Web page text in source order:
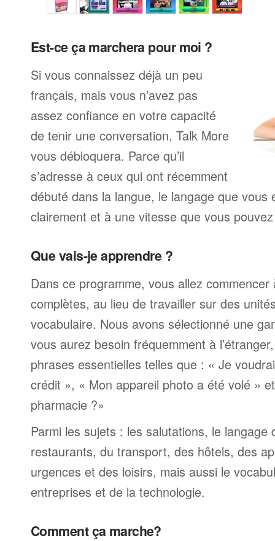
Est-ce ça marchera pour moi ?
Si vous connaissez déjà un peu
français, mais vous n’avez pas
assez confiance en votre capacité
de tenir une conversation, Talk More
vous débloquera. Parce qu’il
s’adresse à ceux qui ont récemment
débuté dans la langue, le langage que vous
clairement et à une vitesse que vous
Que vais-je apprendre ?
Dans ce programme, vous allez
complètes, au lieu de travailler sur des
vocabulaire. Nous avons sélectionné une
vous aurez besoin fréquemment à
phrases essentielles telles que : « Je
crédit », « Mon appareil photo a été volé »
pharmacie ?»
Parmi les sujets : les salutations, le langage
restaurants, du transport, des hôtels, des
urgences et des loisirs, mais aussi le
entreprises et de la technologie.
Comment ça marche?